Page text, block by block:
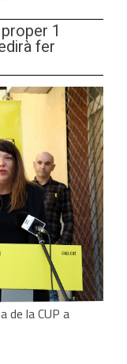
1
fer
de la CUP a